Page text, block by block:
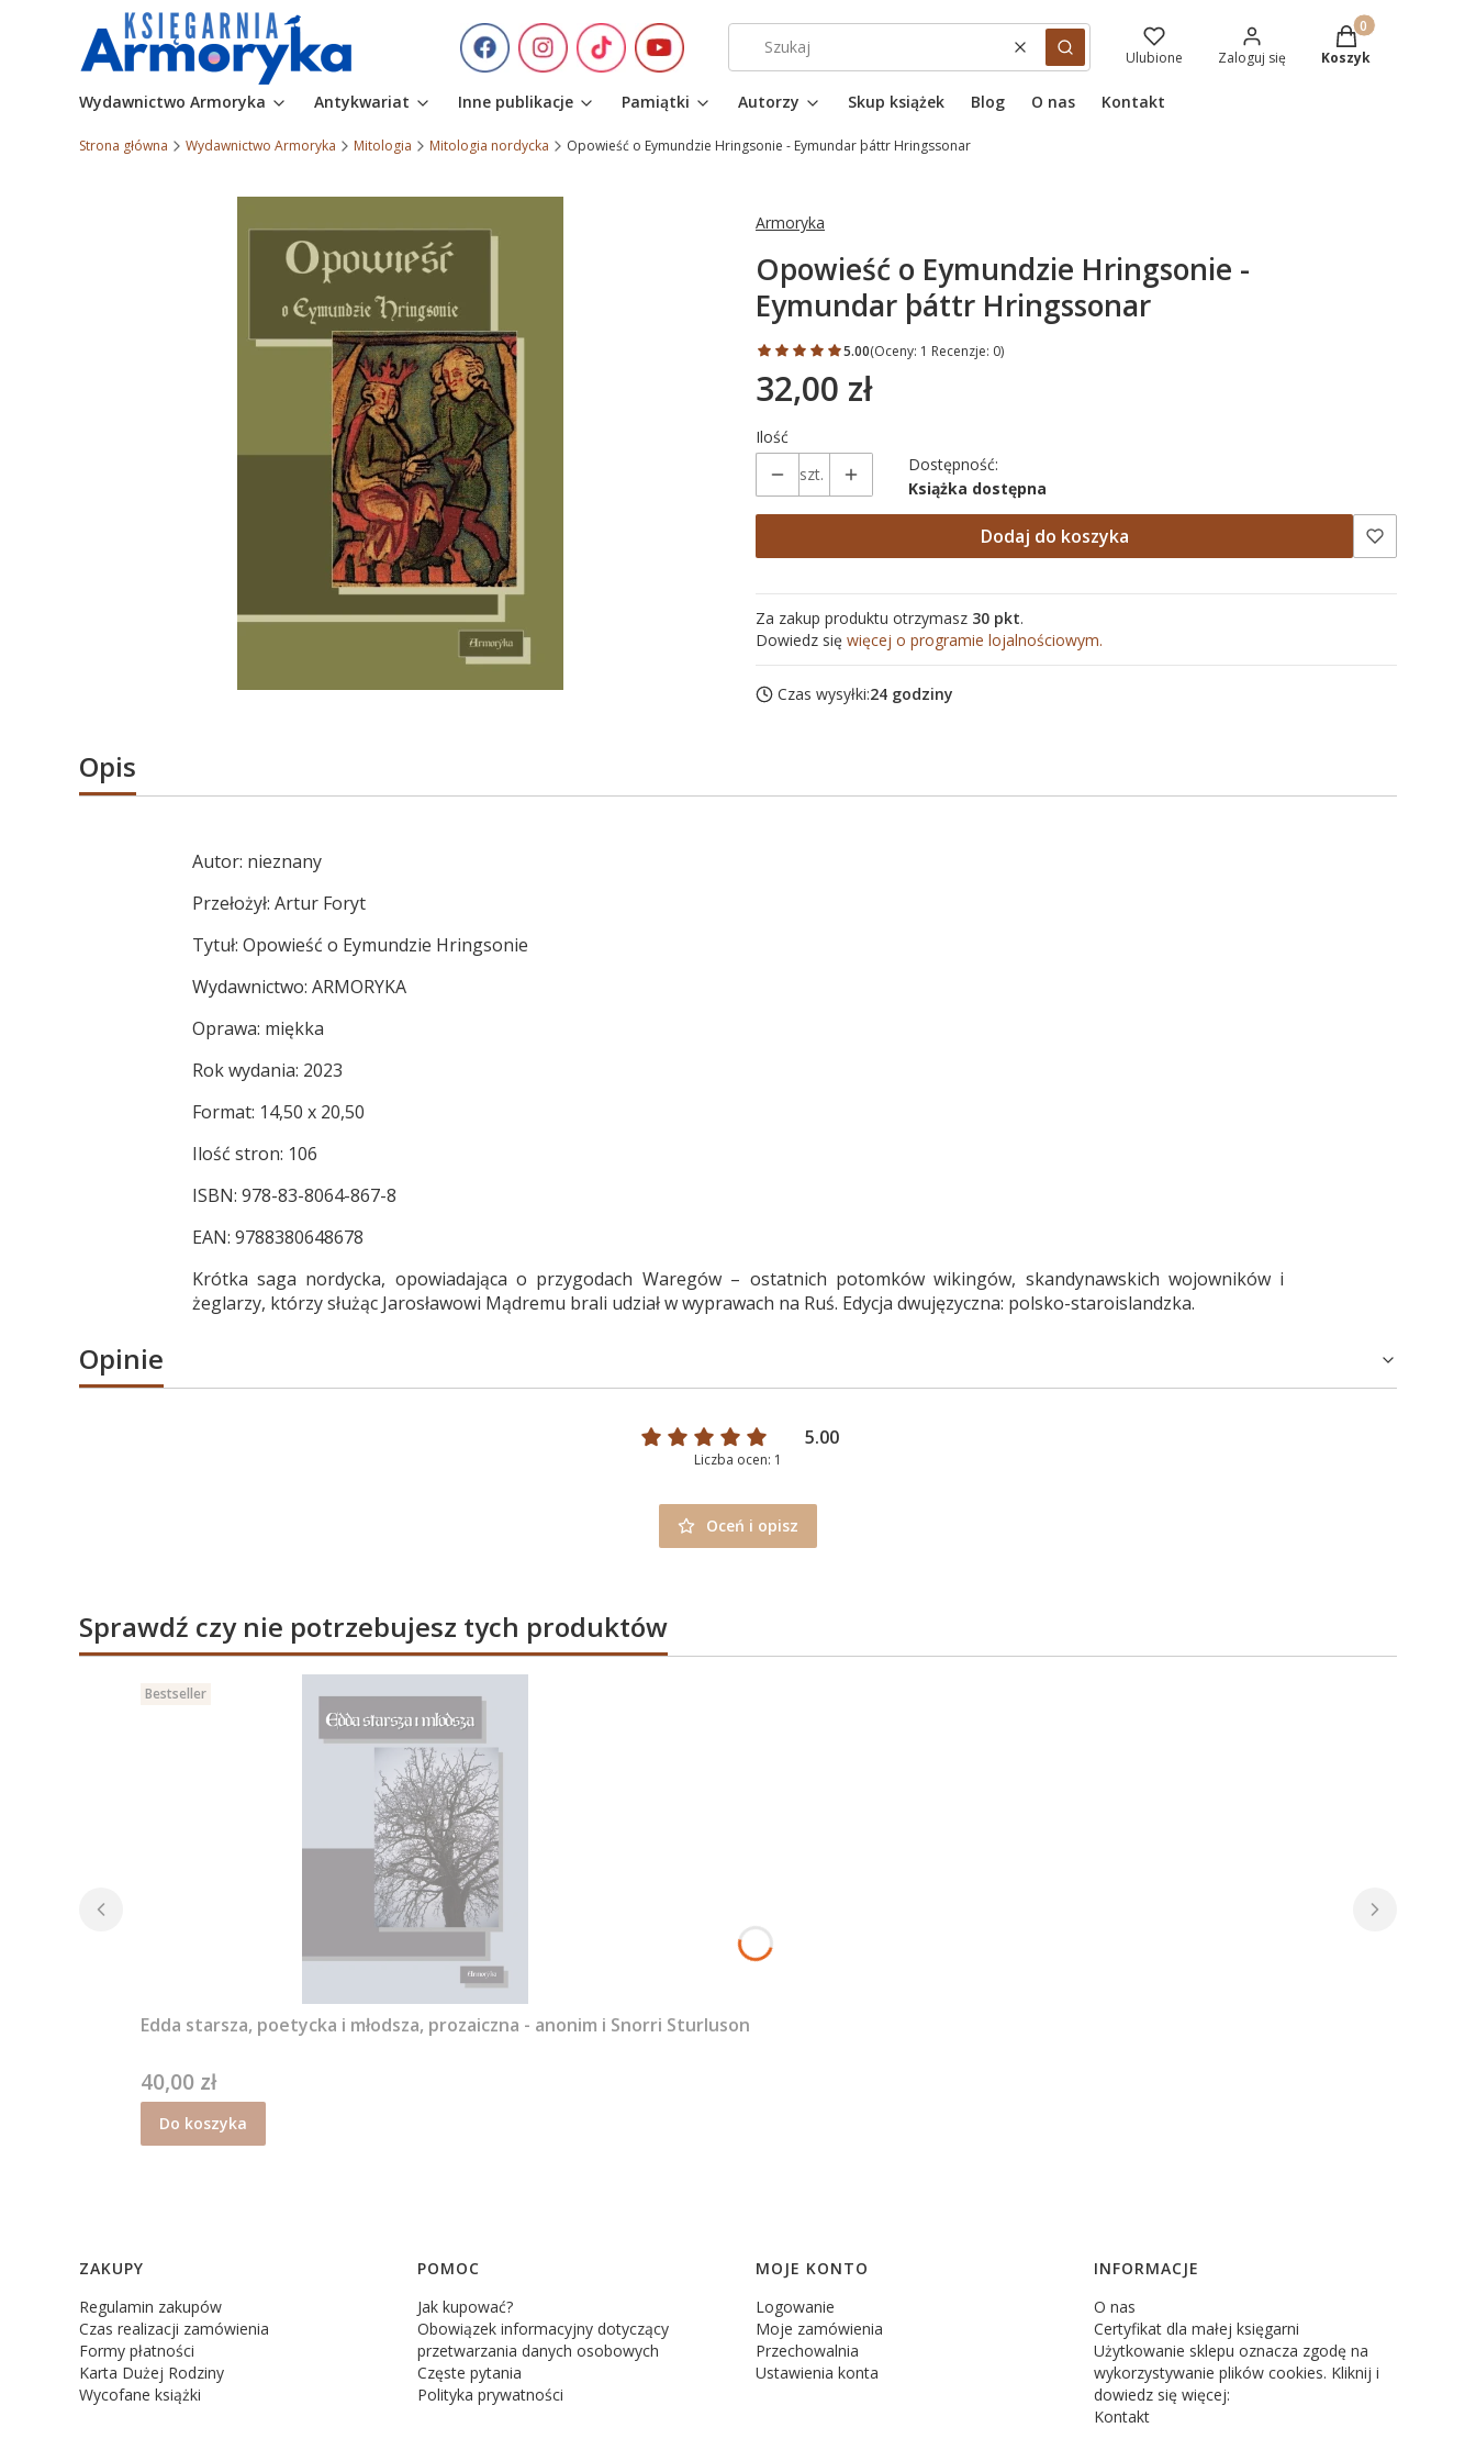
WyczyśćSzukaj Ulubione Zaloguj się
Produkty w
Koszyk
Wydawnictwo Armoryka Antykwariat Inne publikacje Pamiątki Autorzy Skup książek Blog O nas Kontakt
Strona główna Wydawnictwo Armoryka Mitologia Mitologia nordycka Opowieść o Eymundzie Hringsonie - Eymundar þáttr Hringssonar
Armoryka
Opowieść o Eymundzie Hringsonie -
Eymundar þáttr Hringssonar
5.00(Oceny: 1 Recenzje: 0)
Cena
32,00 zł
Ilość
szt.
Dostępność:
Książka dostępna
Dodaj do koszyka
Za zakup produktu otrzymasz 30 pkt.
Dowiedz się więcej o programie lojalnościowym.
Czas wysyłki:24 godziny
Opis
Autor: nieznany
Przełożył: Artur Foryt
Tytuł: Opowieść o Eymundzie Hringsonie
Wydawnictwo: ARMORYKA
Oprawa: miękka
Rok wydania: 2023
Format: 14,50 x 20,50
Ilość stron: 106
ISBN: 978-83-8064-867-8
EAN: 9788380648678
Krótka saga nordycka, opowiadająca o przygodach Waregów – ostatnich potomków wikingów, skandynawskich wojowników i
żeglarzy, którzy służąc Jarosławowi Mądremu brali udział w wyprawach na Ruś. Edycja dwujęzyczna: polsko-staroislandzka.
Opinie
5.00
Liczba ocen: 1
Oceń i opisz
Sprawdź czy nie potrzebujesz tych produktów
Bestseller
Edda starsza, poetycka i młodsza, prozaiczna - anonim i Snorri Sturluson
Cena
40,00 zł
Do koszyka
Linki w stopce
ZAKUPY
Regulamin zakupów
Czas realizacji zamówienia
Formy płatności
Karta Dużej Rodziny
Wycofane książki
POMOC
Jak kupować?
Obowiązek informacyjny dotyczący
przetwarzania danych osobowych
Częste pytania
Polityka prywatności
MOJE KONTO
Logowanie
Moje zamówienia
Przechowalnia
Ustawienia konta
INFORMACJE
O nas
Certyfikat dla małej księgarni
Użytkowanie sklepu oznacza zgodę na
wykorzystywanie plików cookies. Kliknij i
dowiedz się więcej:
Kontakt